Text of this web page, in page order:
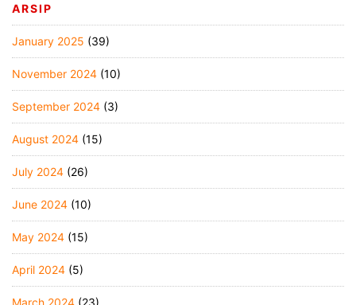
ARSIP
January 2025 (39)
November 2024 (10)
September 2024 (3)
August 2024 (15)
July 2024 (26)
June 2024 (10)
May 2024 (15)
April 2024 (5)